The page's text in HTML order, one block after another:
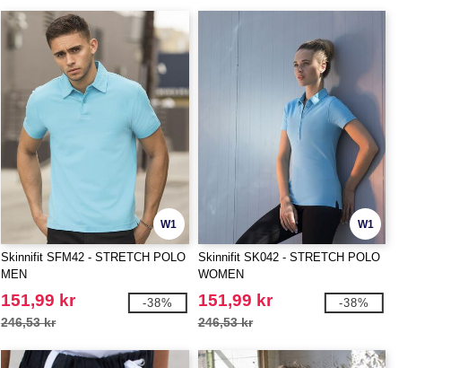
W1
Skinnifit SFM42 - STRETCH POLO
MEN
151,99 kr
246,53 kr
-38%
W1
Skinnifit SK042 - STRETCH POLO
WOMEN
151,99 kr
246,53 kr
-38%